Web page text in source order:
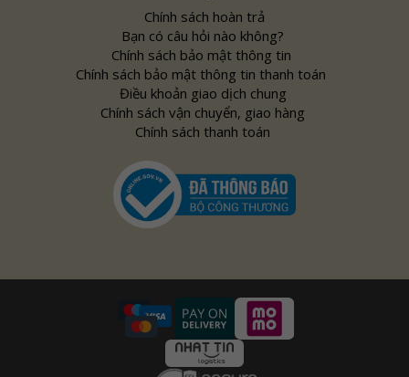
Chính sách hoàn trả
Bạn có câu hỏi nào không?
Chính sách bảo mật thông tin
Chính sách bảo mật thông tin thanh toán
Điều khoản giao dịch chung
Chính sách vận chuyển, giao hàng
Chính sách thanh toán